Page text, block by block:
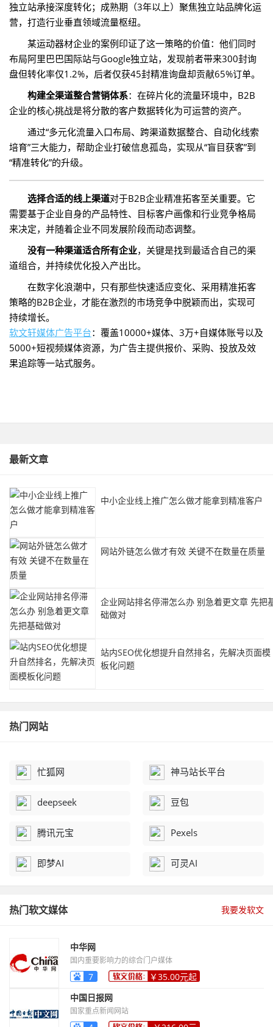
独立站承接深度转化；成熟期（3年以上）聚焦独立站品牌化运
营，打造行业垂直领域流量枢纽。
某运动器材企业的案例印证了这一策略的价值：他们同时
布局阿里巴巴国际站与Google独立站，发现前者带来300封询
盘但转化率仅1.2%，后者仅获45封精准询盘却贡献65%订单。
构建全渠道整合营销体系：在碎片化的流量环境中，B2B
企业的核心挑战是将分散的客户数据转化为可运营的资产。
通过“多元化流量入口布局、跨渠道数据整合、自动化线索
培育”三大能力，帮助企业打破信息孤岛，实现从“盲目获客”到
“精准转化”的升级。
选择合适的线上渠道对于B2B企业精准拓客至关重要。它
需要基于企业自身的产品特性、目标客户画像和行业竞争格局
来决定，并随着企业不同发展阶段而动态调整。
没有一种渠道适合所有企业，关键是找到最适合自己的渠
道组合，并持续优化投入产出比。
在数字化浪潮中，只有那些快速适应变化、采用精准拓客
策略的B2B企业，才能在激烈的市场竞争中脱颖而出，实现可
持续增长。
软文轩媒体广告平台：覆盖10000+媒体、3万+自媒体账号以及
5000+短视频媒体资源，为广告主提供报价、采购、投放及效
果追踪等一站式服务‌。
最新文章
中小企业线上推广怎么做才能拿到精准客户
网站外链怎么做才有效 关键不在数量在质量
企业网站排名停滞怎么办 别急着更文章 先把
础做对
站内SEO优化想提升自然排名，先解决页面模
板化问题
热门网站
忙狐网 神马站长平台
deepseek 豆包
腾讯元宝 Pexels
即梦AI 可灵AI
热门软文媒体 我要发软文
中华网
国内重要影响力的综合门户媒体
7
￥35.00元起
中国日报网
国家重点新闻网站